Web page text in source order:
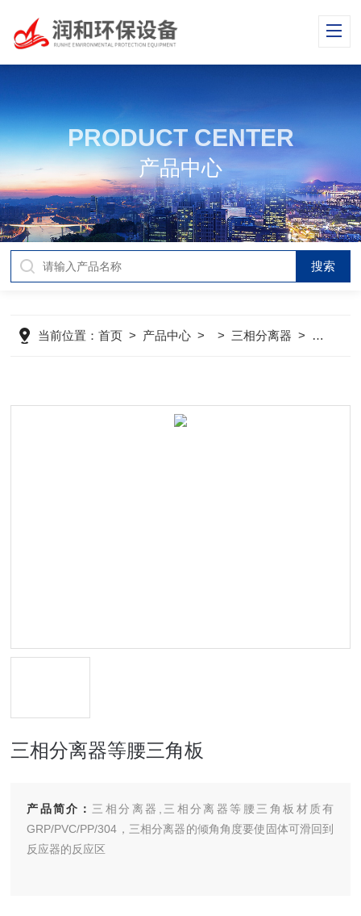
PRODUCT CENTER
产品中心
当前位置：首页 > 产品中心 > > 三相分离器 > 三相分
三相分离器等腰三角板
产品简介： 三相分离器,三相分离器等腰三角板材质有
GRP/PVC/PP/304，三相分离器的倾角角度要使固体可滑回到
反应器的反应区